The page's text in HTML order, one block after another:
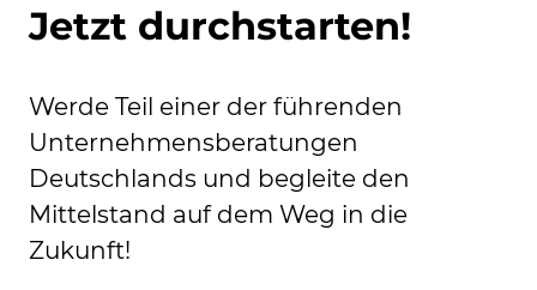
Jetzt durchstarten!
Werde Teil einer der führenden
Unternehmensberatungen
Deutschlands und begleite den
Mittelstand auf dem Weg in die
Zukunft!